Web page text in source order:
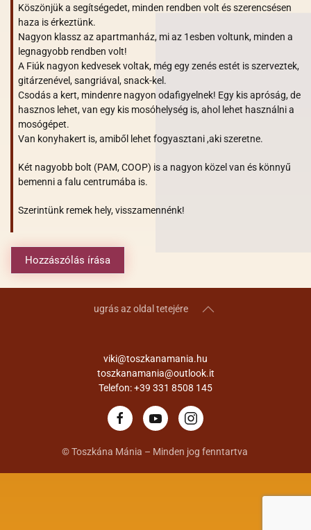
Köszönjük a segítségedet, minden rendben volt és szerencsésen
haza is érkeztünk.
Nagyon klassz az apartmanház, mi az 1esben voltunk, minden a
legnagyobb rendben volt!
A Fiúk nagyon kedvesek voltak, még egy zenés estét is szerveztek,
gitárzenével, sangriával, snack-kel.
Csodás a kert, mindenre nagyon odafigyelnek! Egy kis apróság, de
hasznos lehet, van egy kis mosóhelység is, ahol lehet használni a
mosógépet.
Van konyhakert is, amiből lehet fogyasztani ,aki szeretne.
Két nagyobb bolt (PAM, COOP) is a nagyon közel van és könnyű
bemenni a falu centrumába is.
Szerintünk remek hely, visszamennénk!
Hozzászólás írása
ugrás az oldal tetejére
viki@toszkanamania.hu
toszkanamania@outlook.it
Telefon: +39 331 8508 145
© Toszkána Mánia – Minden jog fenntartva